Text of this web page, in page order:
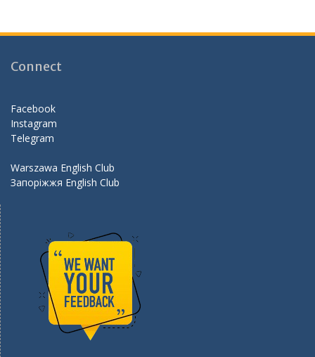
b
o
k
gr er d
Connect
Facebook
Instagram
Telegram
Warszawa English Club
Запоріжжя English Club